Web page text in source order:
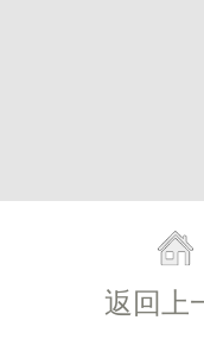
返回上
主页